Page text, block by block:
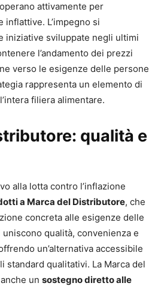
attivamente per
L’impegno si
iniziative sviluppate negli ultimi
l’andamento dei prezzi
verso le esigenze delle persone
rappresenta un elemento di
filiera alimentare.
qualità e
alla lotta contro l’inflazione
a Marca del Distributore, che
concreta alle esigenze delle
qualità, convenienza e
un’alternativa accessibile
standard qualitativi. La Marca del
un sostegno diretto alle